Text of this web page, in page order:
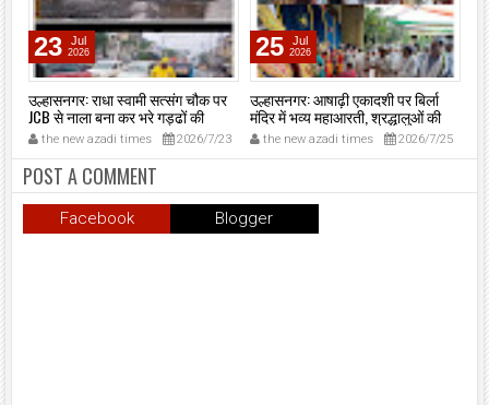
23 Jul
2026
उल्हासनगर: राधा स्वामी सत्संग चौक पर
JCB से नाला बना कर भरे गड्ढों की
आपात मरम्मत, यातायात बहाल।
the new azadi times 2026/7/23
25 Jul
2026
उल्हासनगर: आषाढ़ी एकादशी पर बिर्ला
मंदिर में भव्य महाआरती, श्रद्धालुओं की
उमड़ी भीड़।
the new azadi times 2026/7/25
POST A COMMENT
Facebook Blogger